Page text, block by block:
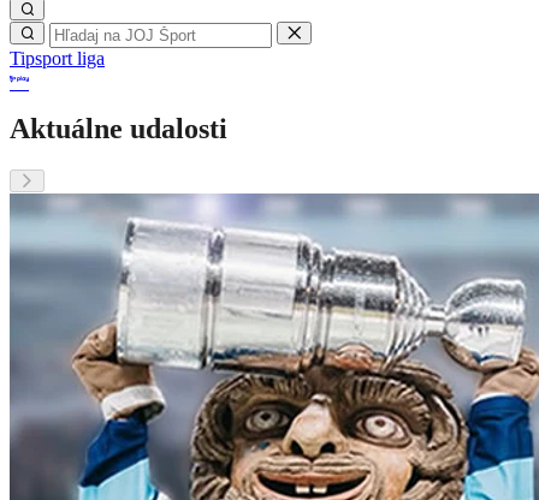
Tipsport liga
Aktuálne udalosti